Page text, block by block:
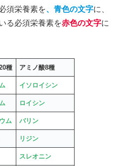
須栄養素を、青色の文字に、
る必須栄養素を赤色の文字に
種 アミノ酸8種
イソロイシン
ロイシン
ム バリン
リジン
スレオニン